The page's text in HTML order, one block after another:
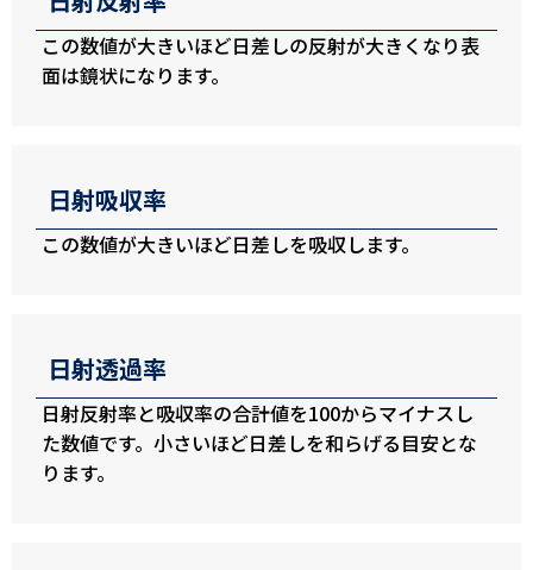
この数値が大きいほど日差しの反射が大きくなり表
面は鏡状になります。
日射吸収率
この数値が大きいほど日差しを吸収します。
日射透過率
日射反射率と吸収率の合計値を100からマイナスし
た数値です。小さいほど日差しを和らげる目安とな
ります。